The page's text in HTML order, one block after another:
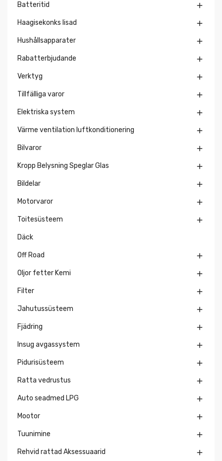
Batteritid 
Haagisekonks lisad 
Hushållsapparater 
Rabatterbjudande 
Verktyg 
Tillfälliga varor 
Elektriska system 
Värme ventilation luftkonditionering 
Bilvaror 
Kropp Belysning Speglar Glas 
Bildelar 
Motorvaror 
Toitesüsteem 
Däck
Off Road 
Oljor fetter Kemi 
Filter 
Jahutussüsteem 
Fjädring 
Insug avgassystem 
Pidurisüsteem 
Ratta vedrustus 
Auto seadmed LPG 
Mootor 
Tuunimine 
Rehvid rattad Aksessuaarid 